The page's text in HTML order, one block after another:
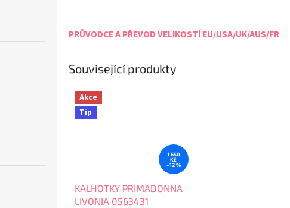
PRŮVODCE A PŘEVOD VELIKOSTÍ EU/USA/UK/AUS/FR
Související produkty
Akce
Tip
1 650
Kč
–12 %
KALHOTKY PRIMADONNA
LIVONIA 0563431